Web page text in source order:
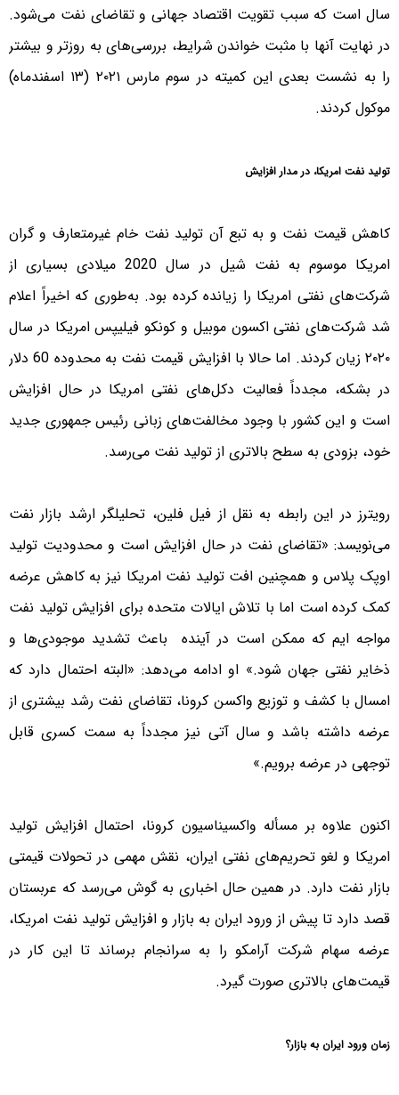
سال است که سبب تقویت اقتصاد جهانی و تقاضای نفت می‌شود.
در نهایت آنها با مثبت خواندن شرایط، بررسی‌های به روز‌تر و بیشتر
را به نشست بعدی این کمیته در سوم مارس ۲۰۲۱ (۱۳ اسفندماه)
موکول کردند.
تولید نفت امریکا، در مدار افزایش
کاهش قیمت نفت و به تبع آن تولید نفت خام غیرمتعارف و گران
امریکا موسوم به نفت شیل در سال 2020 میلادی بسیاری از
شرکت‌های نفتی امریکا را زیانده کرده بود. به‌طوری که اخیراً اعلام
شد شرکت‌های نفتی اکسون موبیل و کونکو فیلیپس امریکا در سال
۲۰۲۰ زیان کردند. اما حالا با افزایش قیمت نفت به محدوده 60 دلار
در بشکه، مجدداً فعالیت دکل‌های نفتی امریکا در حال افزایش
است و این کشور با وجود مخالفت‌های زبانی رئیس جمهوری جدید
خود، بزودی به سطح بالاتری از تولید نفت می‌رسد.
رویترز در این رابطه به نقل از فیل فلین، تحلیلگر ارشد بازار نفت
می‌نویسد: «تقاضای نفت در حال افزایش است و محدودیت تولید
اوپک پلاس و همچنین افت تولید نفت امریکا نیز به کاهش عرضه
کمک کرده است اما با تلاش ایالات متحده برای افزایش تولید نفت
مواجه ایم که ممکن است در آینده باعث تشدید موجودی‌ها و
ذخایر نفتی جهان ‌شود.» او ادامه می‌دهد: «البته احتمال دارد که
امسال با کشف و توزیع واکسن کرونا، تقاضای نفت رشد بیشتری از
عرضه داشته باشد و سال آتی نیز مجدداً به سمت کسری قابل
توجهی در عرضه برویم.»
اکنون علاوه بر مسأله واکسیناسیون کرونا، احتمال افزایش تولید
امریکا و لغو تحریم‌های نفتی ایران، نقش مهمی در تحولات قیمتی
بازار نفت دارد. در همین حال اخباری به گوش می‌رسد که عربستان
قصد دارد تا پیش از ورود ایران به بازار و افزایش تولید نفت امریکا،
عرضه سهام شرکت آرامکو را به سرانجام برساند تا این کار در
قیمت‌های بالاتری صورت گیرد.
زمان ورود ایران به بازار؟